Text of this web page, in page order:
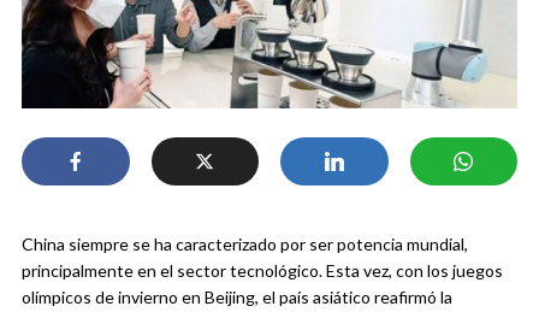
China siempre se ha caracterizado por ser potencia mundial,
principalmente en el sector tecnológico. Esta vez, con los juegos
olímpicos de invierno en Beijing, el país asiático reafirmó la